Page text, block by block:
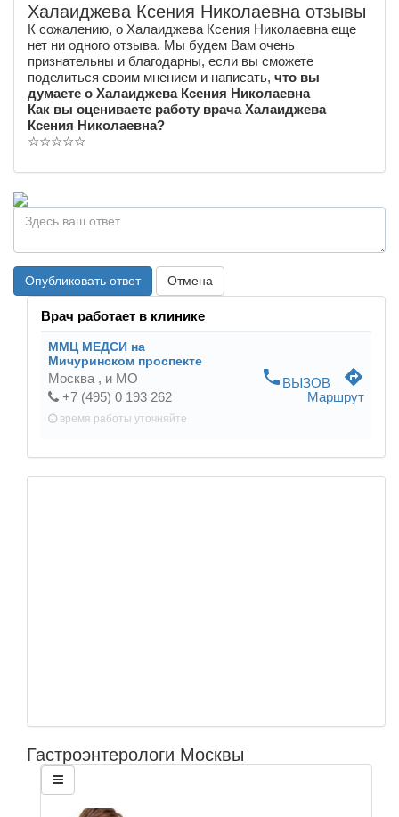
Халаиджева Ксения Николаевна отзывы
К сожалению, о Халаиджева Ксения Николаевна еще
нет ни одного отзыва. Мы будем Вам очень
признательны и благодарны, если вы сможете
поделиться своим мнением и написать, что вы
думаете о Халаиджева Ксения Николаевна
Как вы оцениваете работу врача Халаиджева
Ксения Николаевна?
☆☆☆☆☆
Опубликовать ответ Отмена
Врач работает в клинике
ММЦ МЕДСИ на
Мичуринском проспекте
Москва , и МО
+7 (495) 0 193 262
время работы уточняйте
phone ВЫЗОВ directions
Маршрут
Гастроэнтерологи Москвы